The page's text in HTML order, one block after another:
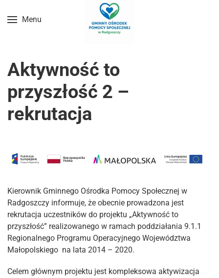
Przejdź do treści głównej
Menu
Aktywność to
przyszłość 2 –
rekrutacja
Kierownik Gminnego Ośrodka Pomocy Społecznej w
Radgoszczy informuje, że obecnie prowadzona jest
rekrutacja uczestników do projektu „Aktywność to
przyszłość” realizowanego w ramach poddziałania 9.1.1
Regionalnego Programu Operacyjnego Województwa
Małopolskiego na lata 2014 – 2020.
Celem głównym projektu jest kompleksowa aktywizacja